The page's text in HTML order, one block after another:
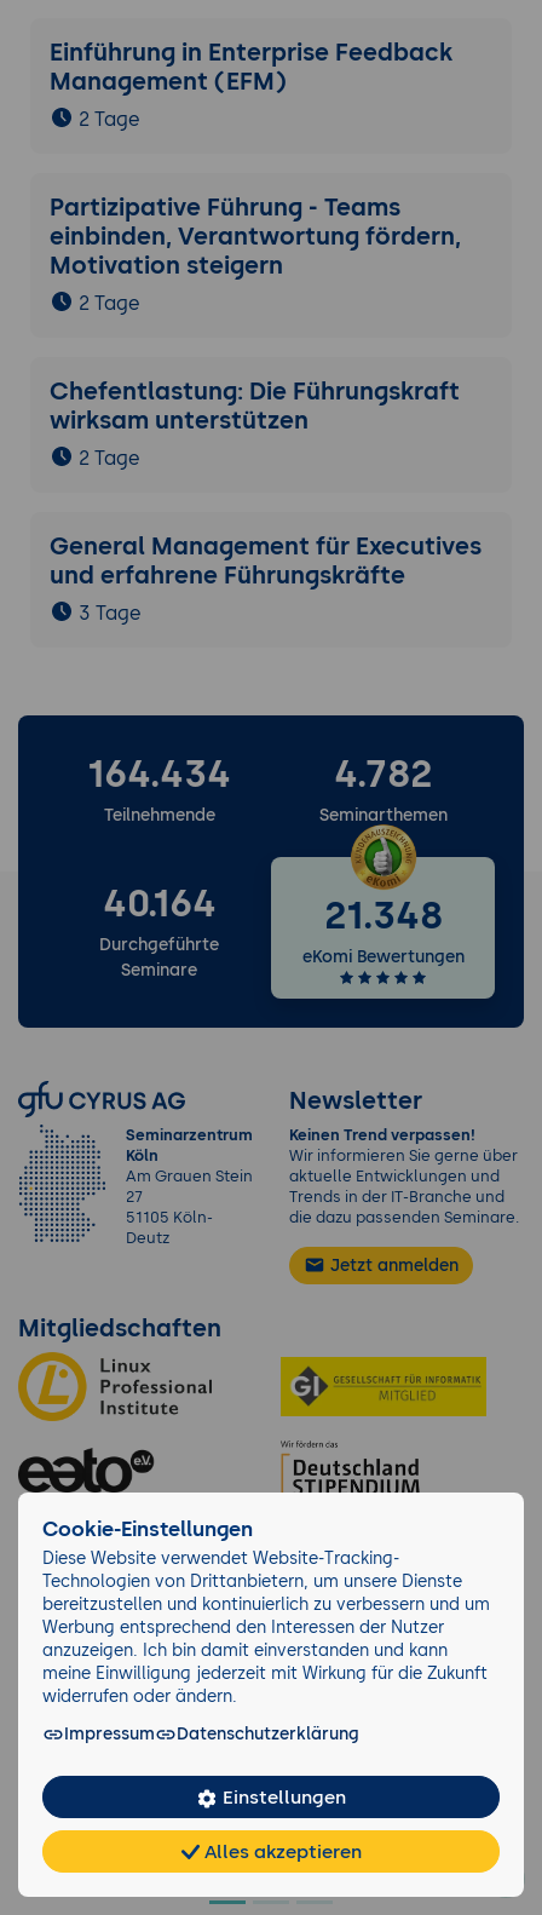
Einführung in Enterprise Feedback
Management (EFM)
2 Tage
Partizipative Führung - Teams
einbinden, Verantwortung fördern,
Motivation steigern
2 Tage
Chefentlastung: Die Führungskraft
wirksam unterstützen
2 Tage
General Management für Executives
und erfahrene Führungskräfte
3 Tage
164.434
Teilnehmende
4.782
Seminarthemen
40.164
Durchgeführte
Seminare
21.348
eKomi Bewertungen
Seminarzentrum
Köln
Am Grauen Stein
27
51105 Köln-
Deutz
Newsletter
Keinen Trend verpassen!
Wir informieren Sie gerne über
aktuelle Entwicklungen und
Trends in der IT-Branche und
die dazu passenden Seminare.
Jetzt anmelden
Mitgliedschaften
Über 10.279 Unternehmen lernen bei der
GFU
Teilen FAQ Cookies
Cookie-Einstellungen
Diese Website verwendet Website-Tracking-
Technologien von Drittanbietern, um unsere Dienste
bereitzustellen und kontinuierlich zu verbessern und um
Werbung entsprechend den Interessen der Nutzer
anzuzeigen. Ich bin damit einverstanden und kann
meine Einwilligung jederzeit mit Wirkung für die Zukunft
widerrufen oder ändern.
Impressum
Datenschutzerklärung
Einstellungen
Alles akzeptieren